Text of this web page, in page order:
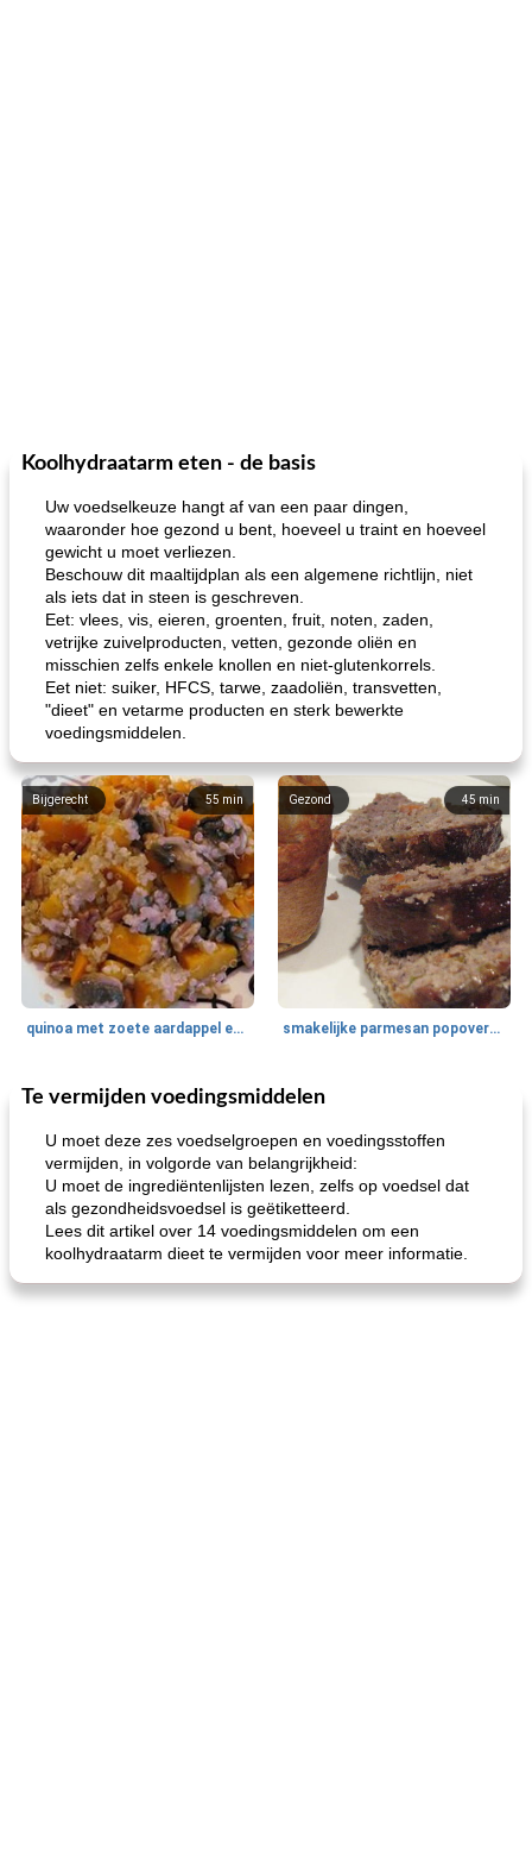
Koolhydraatarm eten - de basis
Uw voedselkeuze hangt af van een paar dingen,
waaronder hoe gezond u bent, hoeveel u traint en hoeveel
gewicht u moet verliezen.
Beschouw dit maaltijdplan als een algemene richtlijn, niet
als iets dat in steen is geschreven.
Eet: vlees, vis, eieren, groenten, fruit, noten, zaden,
vetrijke zuivelproducten, vetten, gezonde oliën en
misschien zelfs enkele knollen en niet-glutenkorrels.
Eet niet: suiker, HFCS, tarwe, zaadoliën, transvetten,
"dieet" en vetarme producten en sterk bewerkte
voedingsmiddelen.
55 min
Bijgerecht
quinoa met zoete aardappel en champignons
45min
Gezond
smakelijke parmesan popovers (gezonder!)
40min
One Dish Meal Soepen, stoofschotels en Chili
Te vermijden voedingsmiddelen
U moet deze zes voedselgroepen en voedingsstoffen
vermijden, in volgorde van belangrijkheid:
U moet de ingrediëntenlijsten lezen, zelfs op voedsel dat
als gezondheidsvoedsel is geëtiketteerd.
Lees dit artikel over 14 voedingsmiddelen om een ​​
koolhydraatarm dieet te vermijden voor meer informatie.